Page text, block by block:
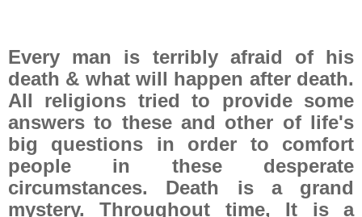
Every man is terribly afraid of his
death & what will happen after death.
All religions tried to provide some
answers to these and other of life's
big questions in order to comfort
people in these desperate
circumstances. Death is a grand
mystery. Throughout time, It is a